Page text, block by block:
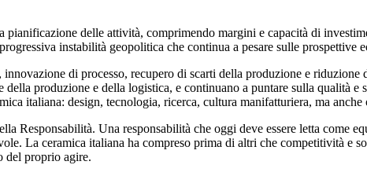
delle attività, comprimendo margini e capacità di
instabilità geopolitica che continua a pesare sulle prospettive
di processo, recupero di scarti della produzione e
produzione e della logistica, e continuano a puntare sulla qualità
italiana: design, tecnologia, ricerca, cultura manifatturiera, ma
Responsabilità. Una responsabilità che oggi deve essere letta come
La ceramica italiana ha compreso prima di altri che competitività e
del proprio agire.